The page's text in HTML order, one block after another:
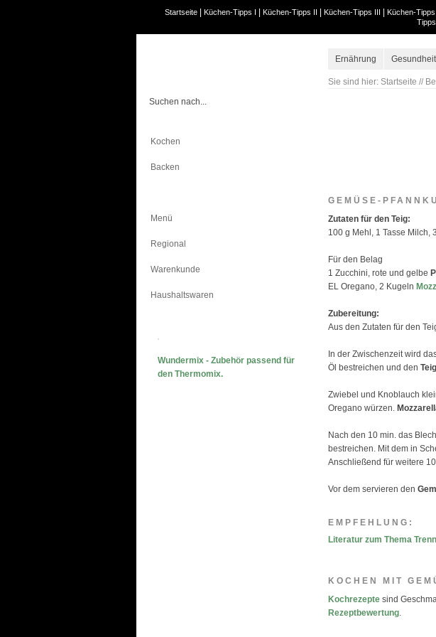
Startseite Küchen-Tipps I Küchen-Tipps II Küchen-Tipps III Küchen-
Kochen
Backen
Menü
Regional
Warenkunde
Haushaltswaren
Wundermix - Zubehör passend für
den Thermomix.
Ernährung Gesundheit
Sie sind hier: Startseite //
GEMÜSE-
Zutaten für den Teig:
100 g Mehl, 1 Tasse Milch,
Für den Belag
1 Zucchini, rote und gelbe
EL Oregano, 2 Kugeln
Zubereitung:
Aus den Zutaten für den
In der Zwischenzeit wird
Öl bestreichen und den Teig
Zwiebel und Knoblauch
Oregano würzen.
Nach den 10 min. das
bestreichen. Mit dem in
Anschließend für weitere
Vor dem servieren den
EMPFEHLUNG:
Literatur zum Thema
KOCHEN MIT
Kochrezepte sind
Rezeptbewertung.